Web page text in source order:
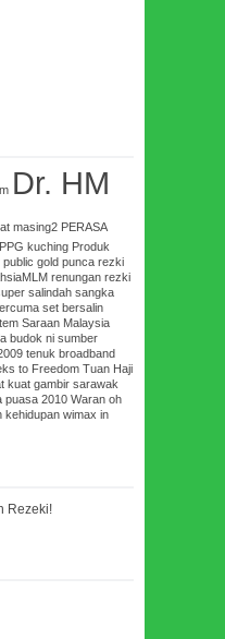
Dr. HM
masing2 PERASA
PPG kuching Produk
public gold punca rezki
renungan rezki
salindah sangka
set bersalin
Saraan Malaysia
budok ni sumber
tenuk broadband
to Freedom Tuan Haji
kuat gambir sarawak
puasa 2010 Waran oh
kehidupan wimax in
Rezeki!